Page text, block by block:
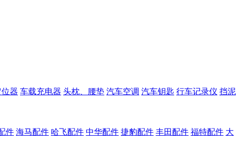
位器 车载充电器 头枕、腰垫 汽车空调 汽车钥匙 行车记录仪 挡泥
件 海马配件 哈飞配件 中华配件 捷豹配件 丰田配件 福特配件 大